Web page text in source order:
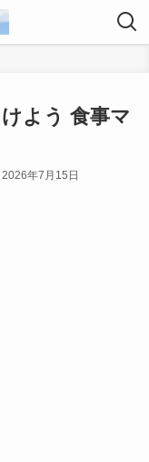
よう 食事マ
2026年7月15日